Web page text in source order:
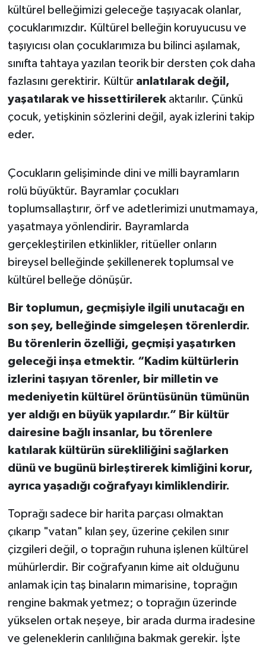
kültürel belleğimizi geleceğe taşıyacak olanlar,
çocuklarımızdır. Kültürel belleğin koruyucusu ve
taşıyıcısı olan çocuklarımıza bu bilinci aşılamak,
sınıfta tahtaya yazılan teorik bir dersten çok daha
fazlasını gerektirir. Kültür anlatılarak değil,
yaşatılarak ve hissettirilerekaktarılır. Çünkü
çocuk, yetişkinin sözlerini değil, ayak izlerini takip
eder.
Çocukların gelişiminde dini ve milli bayramların
rolü büyüktür. Bayramlar çocukları
toplumsallaştırır, örf ve adetlerimizi unutmamaya,
yaşatmaya yönlendirir. Bayramlarda
gerçekleştirilen etkinlikler, ritüeller onların
bireysel belleğinde şekillenerek toplumsal ve
kültürel belleğe dönüşür.
Bir toplumun, geçmişiyle ilgili unutacağı en
son şey, belleğinde simgeleşen törenlerdir.
Bu törenlerin özelliği, geçmişi yaşatırken
geleceği inşa etmektir. “Kadim kültürlerin
izlerini taşıyan törenler, bir milletin ve
medeniyetin kültürel örüntüsünün tümünün
yer aldığı en büyük yapılardır.” Bir kültür
dairesine bağlı insanlar, bu törenlere
katılarak kültürün sürekliliğini sağlarken
dünü ve bugünü birleştirerek kimliğini korur,
ayrıca yaşadığı coğrafyayı kimliklendirir.
Toprağı sadece bir harita parçası olmaktan
çıkarıp "vatan" kılan şey, üzerine çekilen sınır
çizgileri değil, o toprağın ruhuna işlenen kültürel
mühürlerdir. Bir coğrafyanın kime ait olduğunu
anlamak için taş binaların mimarisine, toprağın
rengine bakmak yetmez; o toprağın üzerinde
yükselen ortak neşeye, bir arada durma iradesine
ve geleneklerin canlılığına bakmak gerekir. İşte
SİYASET
SPOR
SÜRMANŞET
TEKNOLOJİ
TÜRKİYE
VİZYONDAKİLER
YAŞAM